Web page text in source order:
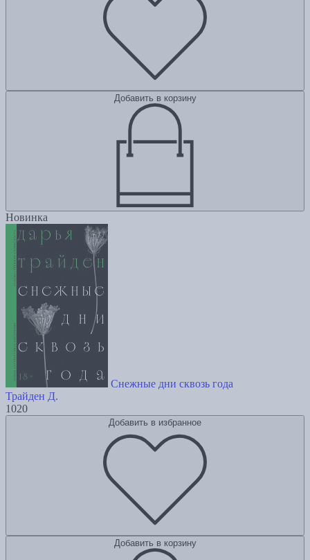
Добавить в корзину
Новинка
Снежные дни сквозь года
Трайден Д.
1020
Добавить в избранное
Добавить в корзину